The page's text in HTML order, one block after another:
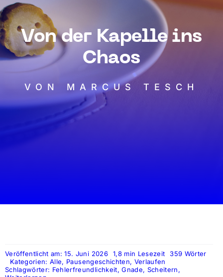
Von der Kapelle ins
Chaos
VON MARCUS TESCH
Veröffentlicht am: 15. Juni 2026 1,8 min Lesezeit
359 Wörter
Kategorien:Alle, Pausengeschichten, Verlaufen
Schlagwörter: Fehlerfreundlichkeit,Gnade, Scheitern,